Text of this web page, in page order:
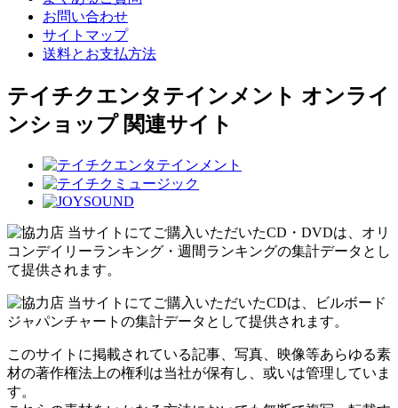
お問い合わせ
サイトマップ
送料とお支払方法
テイチクエンタテインメント オンライ
ンショップ 関連サイト
当サイトにてご購入いただいたCD・DVDは、オリ
コンデイリーランキング・週間ランキングの集計データとし
て提供されます。
当サイトにてご購入いただいたCDは、ビルボード
ジャパンチャートの集計データとして提供されます。
このサイトに掲載されている記事、写真、映像等あらゆる素
材の著作権法上の権利は当社が保有し、或いは管理していま
す。